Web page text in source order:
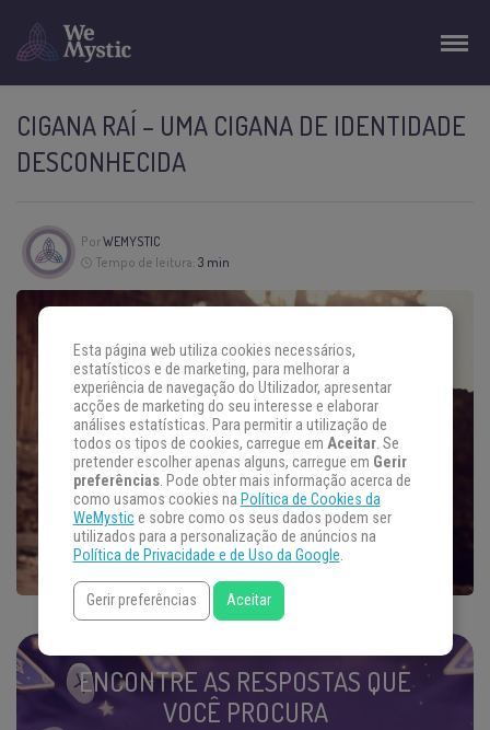
CIGANA RAÍ – UMA CIGANA DE IDENTIDADE
DESCONHECIDA
PorWEMYSTIC
Tempo de leitura: 3 min
ENCONTRE AS RESPOSTAS QUE
VOCÊ PROCURA
Esta página web utiliza cookies necessários,
estatísticos e de marketing, para melhorar a
experiência de navegação do Utilizador, apresentar
acções de marketing do seu interesse e elaborar
análises estatísticas. Para permitir a utilização de
todos os tipos de cookies, carregue em Aceitar. Se
pretender escolher apenas alguns, carregue em Gerir
preferências. Pode obter mais informação acerca de
como usamos cookies na Política de Cookies da
WeMystice sobre como os seus dados podem ser
utilizados para a personalização de anúncios na
Política de Privacidade e de Uso da Google.
Gerir preferências Aceitar